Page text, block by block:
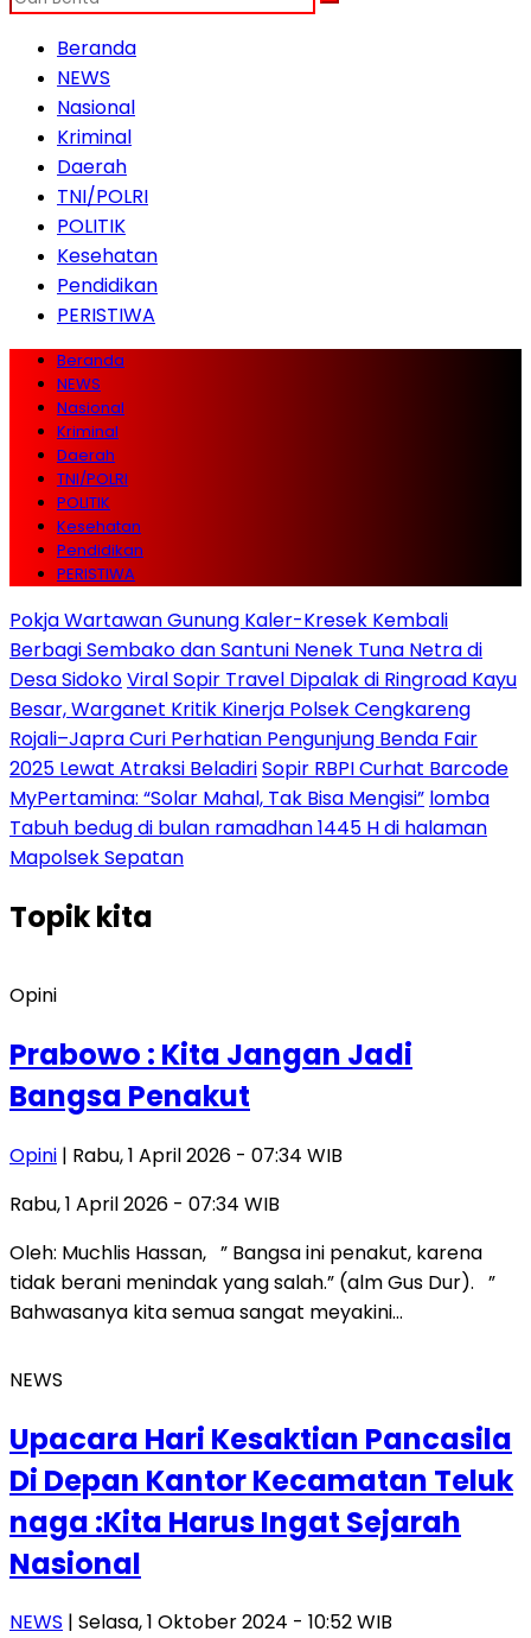
Beranda
NEWS
Nasional
Kriminal
Daerah
TNI/POLRI
POLITIK
Kesehatan
Pendidikan
PERISTIWA
Beranda
NEWS
Nasional
Kriminal
Daerah
TNI/POLRI
POLITIK
Kesehatan
Pendidikan
PERISTIWA
Pokja Wartawan Gunung Kaler-Kresek Kembali
Berbagi Sembako dan Santuni Nenek Tuna Netra di
Desa SidokoViral Sopir Travel Dipalak di Ringroad Kayu
Besar, Warganet Kritik Kinerja Polsek Cengkareng
Rojali–Japra Curi Perhatian Pengunjung Benda Fair
2025 Lewat Atraksi BeladiriSopir RBPI Curhat Barcode
MyPertamina: “Solar Mahal, Tak Bisa Mengisi” lomba
Tabuh bedug di bulan ramadhan 1445 H di halaman
Mapolsek Sepatan
Topikkita
Opini
Prabowo : Kita Jangan Jadi
Bangsa Penakut
Opini | Rabu, 1 April 2026 - 07:34 WIB
Rabu, 1 April 2026 - 07:34 WIB
Oleh: Muchlis Hassan, ” Bangsa ini penakut, karena
tidak berani menindak yang salah.” (alm Gus Dur). ”
Bahwasanya kita semua sangat meyakini…
NEWS
Upacara Hari Kesaktian Pancasila
Di Depan Kantor Kecamatan Teluk
naga :Kita Harus Ingat Sejarah
Nasional
NEWS | Selasa, 1 Oktober 2024 - 10:52 WIB